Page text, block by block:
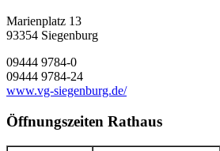
Marienplatz 13
93354 Siegenburg
09444 9784-0
09444 9784-24
www.vg-siegenburg.de/
Öffnungszeiten Rathaus